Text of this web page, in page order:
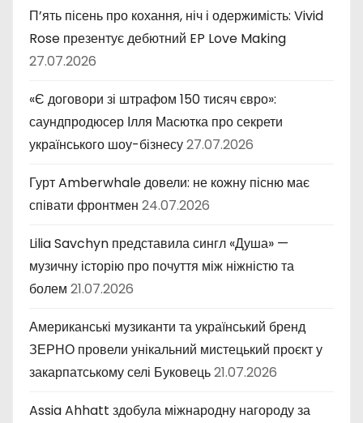
П’ять пісень про кохання, ніч і одержимість: Vivid
Rose презентує дебютний EP Love Making
27.07.2026
«Є договори зі штрафом 150 тисяч євро»:
саундпродюсер Ілля Масютка про секрети
українського шоу-бізнесу27.07.2026
Гурт Amberwhale довели: не кожну пісню має
співати фронтмен 24.07.2026
Lilia Savchyn представила сингл «Душа» —
музичну історію про почуття між ніжністю та
болем 21.07.2026
Американські музиканти та український бренд
ЗЕРНО провели унікальний мистецький проєкт у
закарпатському селі Буковець21.07.2026
Assia Ahhatt здобула міжнародну нагороду за